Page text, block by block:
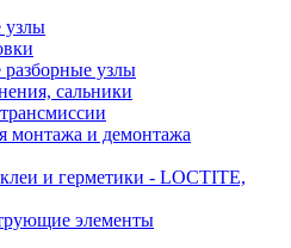
узлы
сальники
монтажа и демонтажа
и герметики - LOCTITE,
элементы